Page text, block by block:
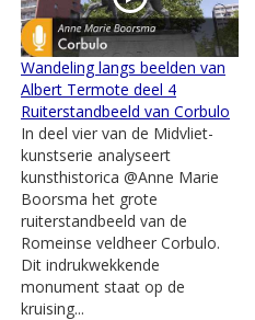
Wandeling langs beelden van
Albert Termote deel 4
Ruiterstandbeeld van Corbulo
In deel vier van de Midvliet-
kunstserie analyseert
kunsthistorica @Anne Marie
Boorsma het grote
ruiterstandbeeld van de
Romeinse veldheer Corbulo.
Dit indrukwekkende
monument staat op de
kruising...